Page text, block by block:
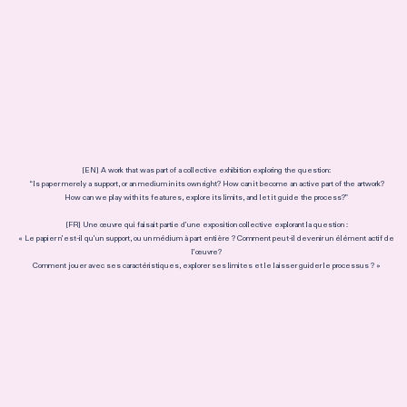
[EN] A work that was part of a collective exhibition exploring the question:
“Is paper merely a support, or an medium in its own right? How can it become an active part of the artwork?
How can we play with its features, explore its limits, and let it guide the process?”
[FR] Une œuvre qui faisait partie d’une exposition collective explorant la question :
« Le papier n’est-il qu’un support, ou un médium à part entière ? Comment peut-il devenir un élément actif de
l’œuvre?
Comment jouer avec ses caractéristiques, explorer ses limites et le laisser guider le processus ? »